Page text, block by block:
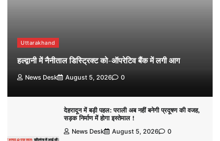
Uttarakhand
हल्द्वानी में नैनीताल डिस्ट्रिक्ट को-ऑपरेटिव बैंक में लगी आग
News Desk August 5, 2026 0
देहरादून में बड़ी पहल: पराली अब नहीं बनेगी प्रदूषण की वजह,
सड़क निर्माण में होगा इस्तेमाल !
News Desk August 5, 2026 0